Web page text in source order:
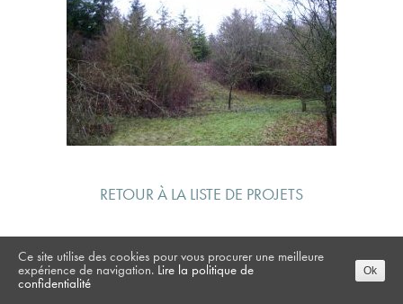
RETOUR À LA LISTE DE PROJETS
Ce site utilise des cookies pour vous procurer une meilleure
expérience de navigation. Lire la politique de
confidentialité
Ok